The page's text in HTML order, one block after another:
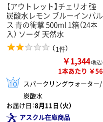
【アウトレット】チェリオ 強
炭酸水レモン ブルーインパル
ス 青の衝撃 500ml 1箱（24本
入） ソーダ 天然水
（1件）
￥1,344（税込）
1本あたり ￥56
スパークリングウォーター/
炭酸水
お届け日：8月11日（火）
アスクル在庫商品